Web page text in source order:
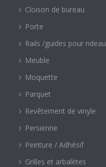
Cloison de bureau
Porte
Rails /guides pour rideau
Meuble
Moquette
Parquet
Revêtement de vinyle
Persienne
Peinture / Adhésif
Grilles et arbalètes